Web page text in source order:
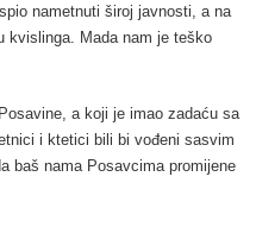
nametnuti široj javnosti, a na
kvislinga. Mada nam je teško
a koji je imao zadaću sa
i ktetici bili bi vođeni sasvim
baš nama Posavcima promijene